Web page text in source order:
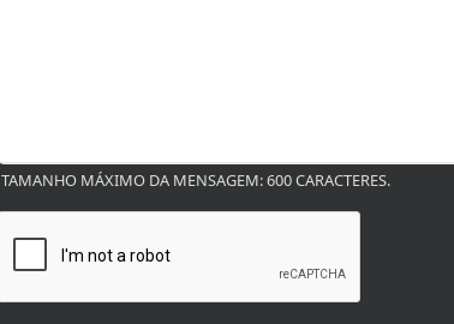
TAMANHO MÁXIMO DA MENSAGEM: 600 CARACTERES.